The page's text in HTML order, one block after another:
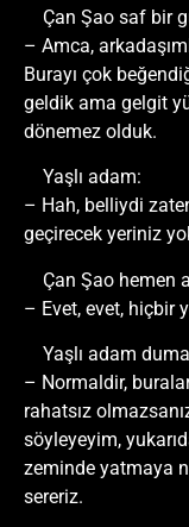
Çan Şao saf bir
– Amca,
Burayı çok
geldik ama gelgit
dönemez olduk.
Yaşlı adam:
– Hah, belliydi
geçirecek yeriniz
Çan Şao hemen
– Evet, evet, hiçbir
Yaşlı adam
– Normaldir,
rahatsız
söyleyeyim,
zeminde yatmaya
sereriz.